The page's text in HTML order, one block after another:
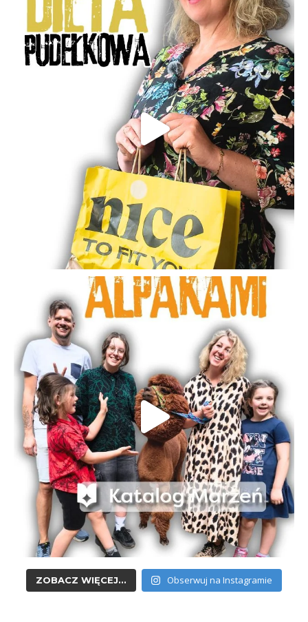
ZOBACZ WIĘCEJ... Obserwuj na Instagramie